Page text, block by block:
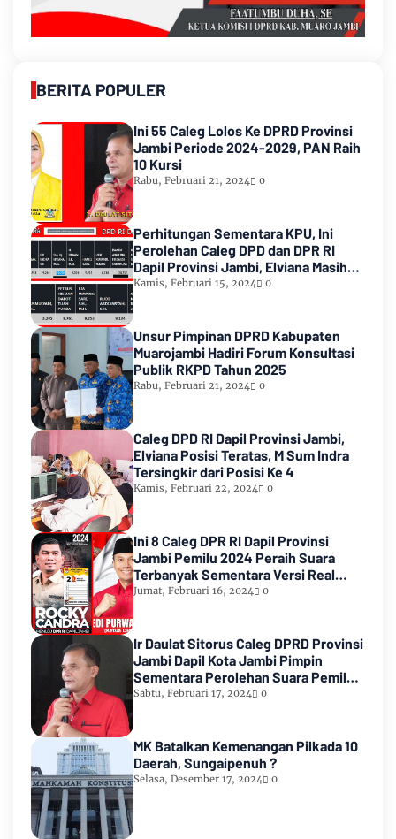
BERITA POPULER
Ini 55 Caleg Lolos Ke DPRD Provinsi
Jambi Periode 2024-2029, PAN Raih
10 Kursi
Rabu, Februari 21, 2024 0
Perhitungan Sementara KPU, Ini
Perolehan Caleg DPD dan DPR RI
Dapil Provinsi Jambi, Elviana Masih
Urutan Kedua Teratas
Kamis, Februari 15, 2024 0
Unsur Pimpinan DPRD Kabupaten
Muarojambi Hadiri Forum Konsultasi
Publik RKPD Tahun 2025
Rabu, Februari 21, 2024 0
Caleg DPD RI Dapil Provinsi Jambi,
Elviana Posisi Teratas, M Sum Indra
Tersingkir dari Posisi Ke 4
Kamis, Februari 22, 2024 0
Ini 8 Caleg DPR RI Dapil Provinsi
Jambi Pemilu 2024 Peraih Suara
Terbanyak Sementara Versi Real
Count KPU RI
Jumat, Februari 16, 2024 0
Ir Daulat Sitorus Caleg DPRD Provinsi
Jambi Dapil Kota Jambi Pimpin
Sementara Perolehan Suara Pemilu
2024
Sabtu, Februari 17, 2024 0
MK Batalkan Kemenangan Pilkada 10
Daerah, Sungaipenuh ?
Selasa, Desember 17, 2024 0